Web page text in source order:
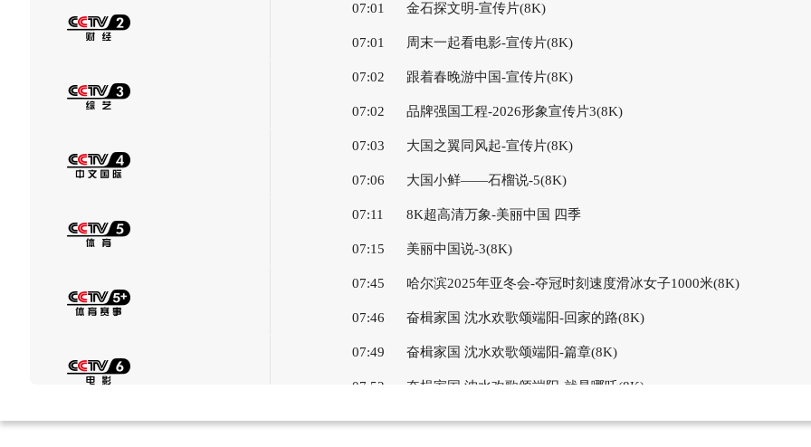
07:01 金石探文明-宣传片(8K)
07:01 周末一起看电影-宣传片(8K)
07:02 跟着春晚游中国-宣传片(8K)
07:02 品牌强国工程-2026形象宣传片3(8K)
07:03 大国之翼同风起-宣传片(8K)
07:06 大国小鲜——石榴说-5(8K)
07:11 8K超高清万象-美丽中国 四季
07:15 美丽中国说-3(8K)
07:45 哈尔滨2025年亚冬会-夺冠时刻速度滑冰女子1000米(8K)
07:46 奋楫家国 沈水欢歌颂端阳-回家的路(8K)
07:49 奋楫家国 沈水欢歌颂端阳-篇章(8K)
07:52 奋楫家国 沈水欢歌颂端阳-就是哪吒(8K)
07:55 2026机器人机甲格斗赛-宣传片(8K)